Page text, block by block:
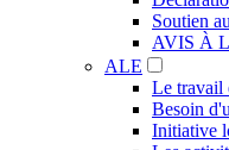
Soutien
AVIS À
ALE
Le travail
Besoin
Initiative